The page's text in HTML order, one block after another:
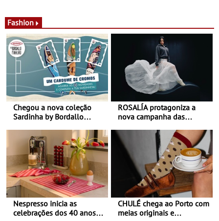
Fashion
Chegou a nova coleção
Sardinha by Bordallo
ROSALÍA protagoniza a
nova campanha das
Balance
Nespresso inicia as
celebrações dos 40 anos
CHULÉ chega ao Porto com
meias originais e